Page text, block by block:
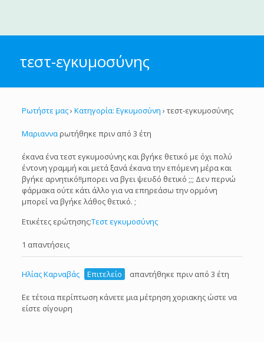
τεστ-εγκυμοσύνης
Ρωτήστε μας› Κατηγορία: Εγκυμοσύνη › τεστ-εγκυμοσύνης
Μαριανναρωτήθηκε πριν από 3 έτη
έκανα ένα τεστ εγκυμοσύνης και βγήκε θετικό με όχι πολύ
έντονη γραμμή και μετά ξανά έκανα την επόμενη μέρα και
βγήκε αρνητικό!!μπορει να βγει ψευδό θετικό ;;; Δεν περνώ
φάρμακα ούτε κάτι άλλο για να επηρεάσω την ορμόνη
μπορεί να βγήκε λάθος θετικό. ;
Ετικέτες ερώτησης:Τεστ εγκυμοσύνης
1 απαντήσεις
Ηλίας Καρναβάς Επιτελείο απαντήθηκε πριν από 3 έτη
Εε τέτοια περίπτωση κάνετε μια μέτρηση χοριακης ώστε να
είστε σίγουρη